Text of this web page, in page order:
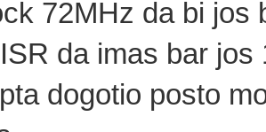
72MHz da bi jos
da imas bar
dogotio posto